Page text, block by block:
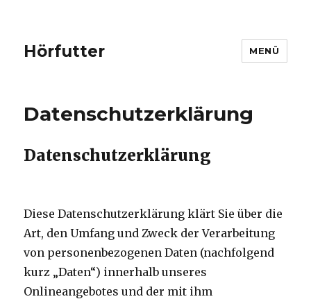
Hörfutter MENÜ
Datenschutzerklärung
Datenschutzerklärung
Diese Datenschutzerklärung klärt Sie über die
Art, den Umfang und Zweck der Verarbeitung
von personenbezogenen Daten (nachfolgend
kurz „Daten“) innerhalb unseres
Onlineangebotes und der mit ihm